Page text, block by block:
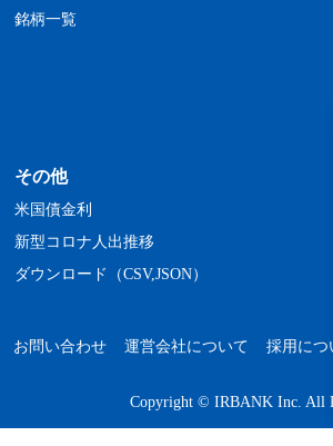
銘柄一覧
その他
米国債金利
新型コロナ人出推移
ダウンロード（CSV,JSON）
お問い合わせ 運営会社について 採用につ
Copyright © IRBANK Inc. All